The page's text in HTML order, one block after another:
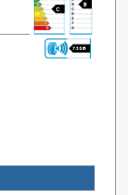
C
B
73 DB